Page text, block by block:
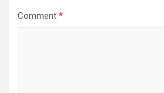
Comment *